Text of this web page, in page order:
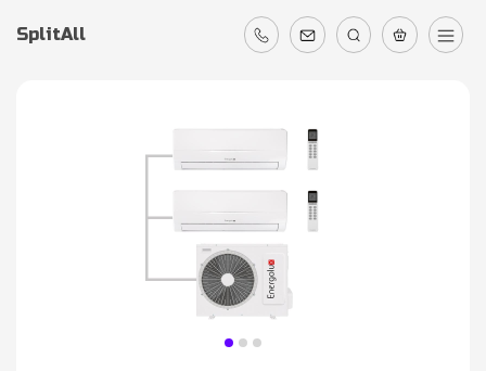
SplitAll